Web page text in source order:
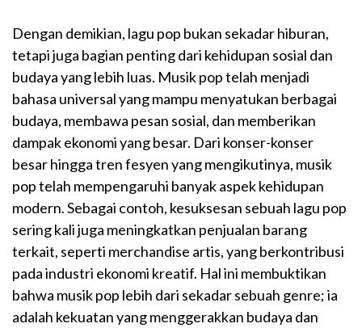
Dengan demikian, lagu pop bukan sekadar hiburan,
tetapi juga bagian penting dari kehidupan sosial dan
budaya yang lebih luas. Musik pop telah menjadi
bahasa universal yang mampu menyatukan berbagai
budaya, membawa pesan sosial, dan memberikan
dampak ekonomi yang besar. Dari konser-konser
besar hingga tren fesyen yang mengikutinya, musik
pop telah mempengaruhi banyak aspek kehidupan
modern. Sebagai contoh, kesuksesan sebuah lagu pop
sering kali juga meningkatkan penjualan barang
terkait, seperti merchandise artis, yang berkontribusi
pada industri ekonomi kreatif. Hal ini membuktikan
bahwa musik pop lebih dari sekadar sebuah genre; ia
adalah kekuatan yang menggerakkan budaya dan